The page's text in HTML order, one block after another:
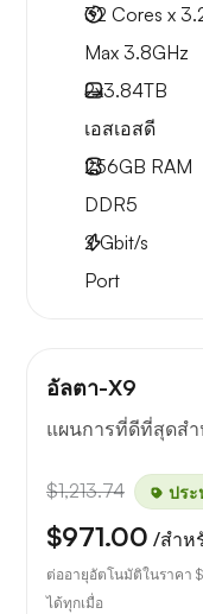
32 Cores x
Max 3.8GHz
2x3.84TB
เอสเอสดี
256GB RAM
DDR5
2Gbit/s
Port
อัลตา-X9
แผนการที่ดีที่สุดส
$1,213.74 ปร
$971.00 /สำห
ต่ออายุอัตโนมัติในราคา
ได้ทุกเมื่อ